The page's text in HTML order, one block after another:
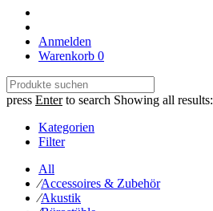
Anmelden
Warenkorb 0
press Enterto search Showing all results:
Kategorien
Filter
All
⁄Accessoires & Zubehör
⁄Akustik